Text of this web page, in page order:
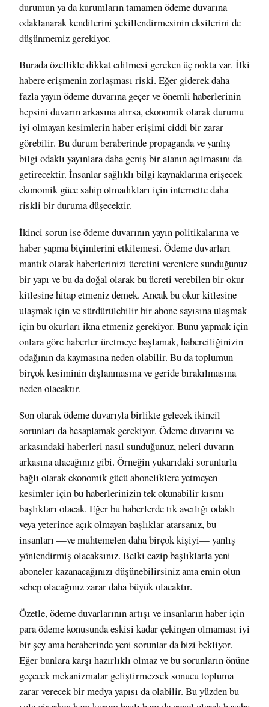
durumun ya da kurumların tamamen ödeme duvarına
odaklanarak kendilerini şekillendirmesinin eksilerini de
düşünmemiz gerekiyor.
Burada özellikle dikkat edilmesi gereken üç nokta var. İlki
habere erişmenin zorlaşması riski. Eğer giderek daha
fazla yayın ödeme duvarına geçer ve önemli haberlerinin
hepsini duvarın arkasına alırsa, ekonomik olarak durumu
iyi olmayan kesimlerin haber erişimi ciddi bir zarar
görebilir. Bu durum beraberinde propaganda ve yanlış
bilgi odaklı yayınlara daha geniş bir alanın açılmasını da
getirecektir. İnsanlar sağlıklı bilgi kaynaklarına erişecek
ekonomik güce sahip olmadıkları için internette daha
riskli bir duruma düşecektir.
İkinci sorun ise ödeme duvarının yayın politikalarına ve
haber yapma biçimlerini etkilemesi. Ödeme duvarları
mantık olarak haberlerinizi ücretini verenlere sunduğunuz
bir yapı ve bu da doğal olarak bu ücreti verebilen bir okur
kitlesine hitap etmeniz demek. Ancak bu okur kitlesine
ulaşmak için ve sürdürülebilir bir abone sayısına ulaşmak
için bu okurları ikna etmeniz gerekiyor. Bunu yapmak için
onlara göre haberler üretmeye başlamak, haberciliğinizin
odağının da kaymasınaneden olabilir. Bu da toplumun
birçok kesiminin dışlanmasına ve geride bırakılmasına
neden olacaktır.
Son olarak ödeme duvarıyla birlikte gelecek ikincil
sorunları da hesaplamak gerekiyor. Ödeme duvarını ve
arkasındaki haberleri nasıl sunduğunuz, neleri duvarın
arkasına alacağınız gibi. Örneğin yukarıdaki sorunlarla
bağlı olarak ekonomik gücü aboneliklere yetmeyen
kesimler için bu haberlerinizin tek okunabilir kısmı
başlıkları olacak. Eğer bu haberlerde tık avcılığı odaklı
veya yeterince açık olmayan başlıklar atarsanız, bu
insanları —ve muhtemelen daha birçok kişiyi— yanlış
yönlendirmiş olacaksınız. Belki cazip başlıklarla yeni
aboneler kazanacağınızı düşünebilirsiniz ama emin olun
sebep olacağınız zarar daha büyük olacaktır.
Özetle,ödeme duvarlarının artışı ve insanların haber için
para ödeme konusunda eskisi kadar çekingen olmaması iyi
bir şey ama beraberinde yeni sorunlar da bizi bekliyor.
Eğer bunlara karşı hazırlıklı olmaz ve bu sorunların önüne
geçecek mekanizmalar geliştirmezsek sonucu topluma
zarar verecek bir medya yapısı da olabilir. Bu yüzden bu